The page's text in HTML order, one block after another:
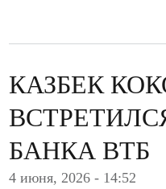
КАЗБЕК
БАНКА ВТБ
4 июня, 2026 - 14:52